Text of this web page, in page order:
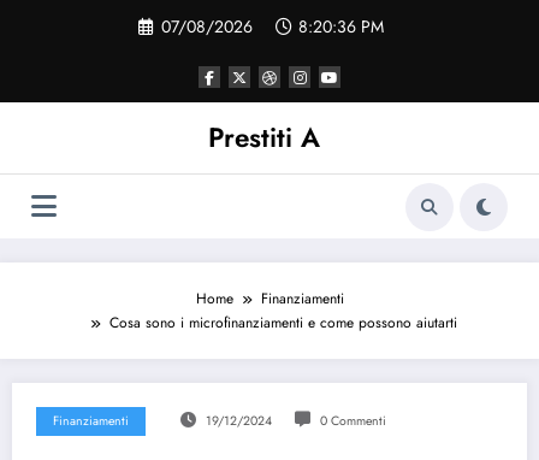
07/08/2026 8:20:37 PM
Prestiti A
Home
Finanziamenti
Cosa sono i microfinanziamenti e come possono aiutarti
Finanziamenti 19/12/2024 0 Commenti